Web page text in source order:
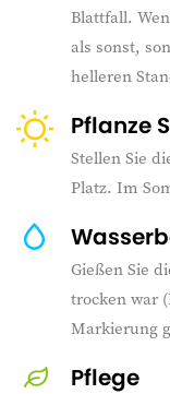
Blattfall.
als sonst,
helleren
Pflanze
Stellen Sie
Platz. Im
Gießen Sie
trocken war
Markierung
Pflege